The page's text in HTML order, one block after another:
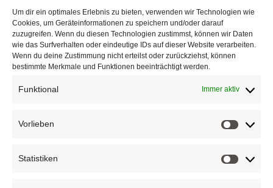
Um dir ein optimales Erlebnis zu bieten, verwenden wir Technologien wie
Cookies, um Geräteinformationen zu speichern und/oder darauf
zuzugreifen. Wenn du diesen Technologien zustimmst, können wir Daten
wie das Surfverhalten oder eindeutige IDs auf dieser Website verarbeiten.
Wenn du deine Zustimmung nicht erteilst oder zurückziehst, können
bestimmte Merkmale und Funktionen beeinträchtigt werden.
Funktional Immer aktiv
Vorlieben
Statistiken
STAY CONNECTED WITH US
Let’s Create Together